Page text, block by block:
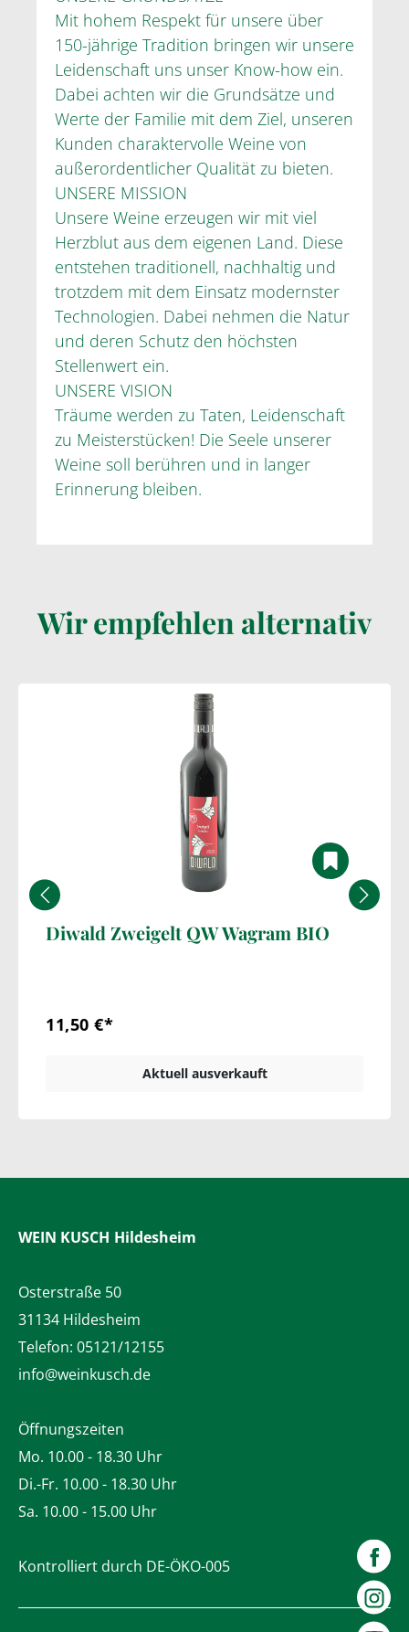
Mit hohem Respekt für unsere über
150-jährige Tradition bringen wir unsere
Leidenschaft uns unser Know-how ein.
Dabei achten wir die Grundsätze und
Werte der Familie mit dem Ziel, unseren
Kunden charaktervolle Weine von
außerordentlicher Qualität zu bieten.
UNSERE MISSION
Unsere Weine erzeugen wir mit viel
Herzblut aus dem eigenen Land. Diese
entstehen traditionell, nachhaltig und
trotzdem mit dem Einsatz modernster
Technologien. Dabei nehmen die Natur
und deren Schutz den höchsten
Stellenwert ein.
UNSERE VISION
Träume werden zu Taten, Leidenschaft
zu Meisterstücken! Die Seele unserer
Weine soll berühren und in langer
Erinnerung bleiben.
Wir empfehlen alternativ
Diwald Zweigelt QW Wagram BIO
11,50 €*
Aktuell ausverkauft
WEIN KUSCH Hildesheim
Osterstraße 50
31134 Hildesheim
Telefon: 05121/12155
info@weinkusch.de
Öffnungszeiten
Mo. 10.00 - 18.30 Uhr
Di.-Fr. 10.00 - 18.30 Uhr
Sa. 10.00 - 15.00 Uhr
Kontrolliert durch DE-ÖKO-005